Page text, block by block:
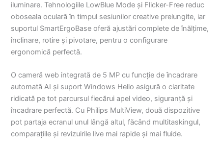
iluminare. Tehnologiile LowBlue Mode și Flicker-Free reduc
oboseala oculară în timpul sesiunilor creative prelungite, iar
suportul SmartErgoBase oferă ajustări complete de înălțime,
înclinare, rotire și pivotare, pentru o configurare
ergonomică perfectă.
O cameră web integrată de 5 MP cu funcție de încadrare
automată AI și suport Windows Hello asigură o claritate
ridicată pe tot parcursul fiecărui apel video, siguranță și
încadrare perfectă. Cu Philips MultiView, două dispozitive
pot partaja ecranul unul lângă altul, făcând multitaskingul,
comparațiile și revizuirile live mai rapide și mai fluide.